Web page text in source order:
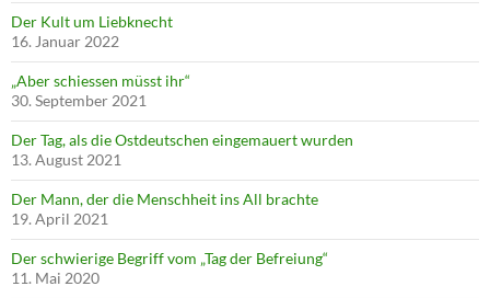
Der Kult um Liebknecht
16. Januar 2022
„Aber schiessen müsst ihr“
30. September 2021
Der Tag, als die Ostdeutschen eingemauert wurden
13. August 2021
Der Mann, der die Menschheit ins All brachte
19. April 2021
Der schwierige Begriff vom „Tag der Befreiung“
11. Mai 2020